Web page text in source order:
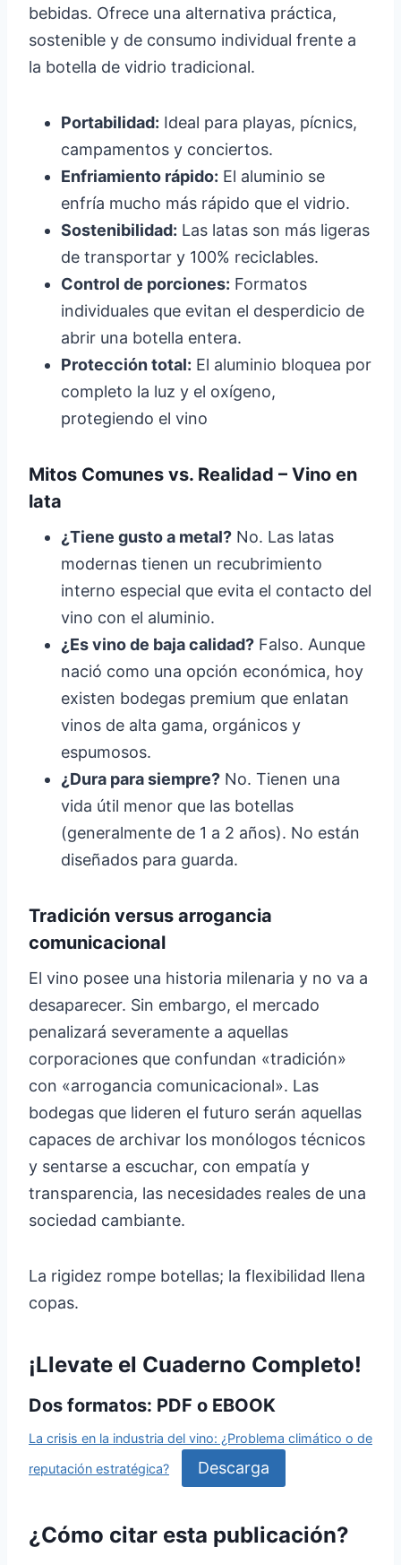
bebidas. Ofrece una alternativa práctica,
sostenible y de consumo individual frente a
la botella de vidrio tradicional.
Portabilidad: Ideal para playas, pícnics,
campamentos y conciertos.
Enfriamiento rápido: El aluminio se
enfría mucho más rápido que el vidrio.
Sostenibilidad: Las latas son más ligeras
de transportar y 100% reciclables.
Control de porciones: Formatos
individuales que evitan el desperdicio de
abrir una botella entera.
Protección total: El aluminio bloquea por
completo la luz y el oxígeno,
protegiendo el vino
Mitos Comunes vs. Realidad – Vino en
lata
¿Tiene gusto a metal? No. Las latas
modernas tienen un recubrimiento
interno especial que evita el contacto del
vino con el aluminio.
¿Es vino de baja calidad? Falso. Aunque
nació como una opción económica, hoy
existen bodegas premium que enlatan
vinos de alta gama, orgánicos y
espumosos.
¿Dura para siempre? No. Tienen una
vida útil menor que las botellas
(generalmente de 1 a 2 años). No están
diseñados para guarda.
Tradición versus arrogancia
comunicacional
El vino posee una historia milenaria y no va a
desaparecer. Sin embargo, el mercado
penalizará severamente a aquellas
corporaciones que confundan «tradición»
con «arrogancia comunicacional». Las
bodegas que lideren el futuro serán aquellas
capaces de archivar los monólogos técnicos
y sentarse a escuchar, con empatía y
transparencia, las necesidades reales de una
sociedad cambiante.
La rigidez rompe botellas; la flexibilidad llena
copas.
¡Llevate el Cuaderno Completo!
Dos formatos: PDF o EBOOK
La crisis en la industria del vino: ¿Problema climático o de
reputación estratégica? Descarga
¿Cómo citar esta publicación?